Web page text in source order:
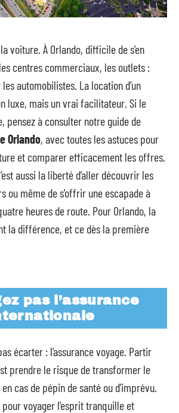
voiture. À Orlando, difficile de s’en
centres commerciaux, les outlets :
automobilistes. La location d’un
luxe, mais un vrai facilitateur. Si le
pensez à consulter notre guide de
Orlando, avec toutes les astuces pour
et comparer efficacement les offres.
aussi la liberté d’aller découvrir les
ou même de s’offrir une escapade à
heures de route. Pour Orlando, la
la différence, et ce dès la première
pas l’assurance
écarter : l’assurance voyage. Partir
prendre le risque de transformer le
cas de pépin de santé ou d’imprévu.
voyager l’esprit tranquille et